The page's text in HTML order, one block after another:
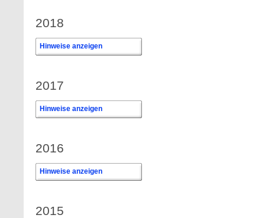
2018
Hinweise anzeigen
2017
Hinweise anzeigen
2016
Hinweise anzeigen
2015